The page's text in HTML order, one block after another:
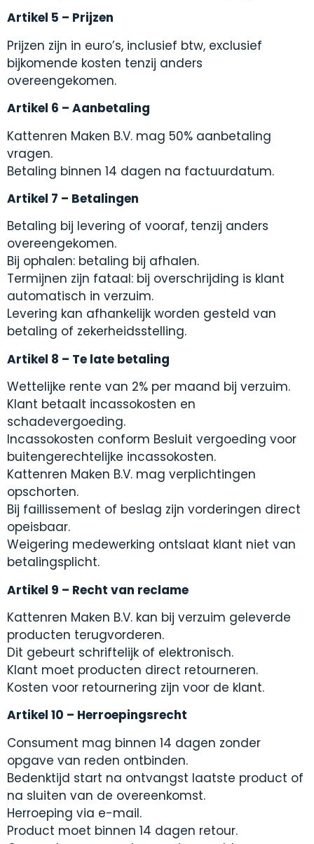
Artikel 5 – Prijzen
Prijzen zijn in euro’s, inclusief btw, exclusief
bijkomende kosten tenzij anders
overeengekomen.
Artikel 6 – Aanbetaling
Kattenren Maken B.V. mag 50% aanbetaling
vragen.
Betaling binnen 14 dagen na factuurdatum.
Artikel 7 – Betalingen
Betaling bij levering of vooraf, tenzij anders
overeengekomen.
Bij ophalen: betaling bij afhalen.
Termijnen zijn fataal: bij overschrijding is klant
automatisch in verzuim.
Levering kan afhankelijk worden gesteld van
betaling of zekerheidsstelling.
Artikel 8 – Te late betaling
Wettelijke rente van 2% per maand bij verzuim.
Klant betaalt incassokosten en
schadevergoeding.
Incassokosten conform Besluit vergoeding voor
buitengerechtelijke incassokosten.
Kattenren Maken B.V. mag verplichtingen
opschorten.
Bij faillissement of beslag zijn vorderingen direct
opeisbaar.
Weigering medewerking ontslaat klant niet van
betalingsplicht.
Artikel 9 – Recht van reclame
Kattenren Maken B.V. kan bij verzuim geleverde
producten terugvorderen.
Dit gebeurt schriftelijk of elektronisch.
Klant moet producten direct retourneren.
Kosten voor retournering zijn voor de klant.
Artikel 10 – Herroepingsrecht
Consument mag binnen 14 dagen zonder
opgave van reden ontbinden.
Bedenktijd start na ontvangst laatste product of
na sluiten van de overeenkomst.
Herroeping via e-mail.
Product moet binnen 14 dagen retour.